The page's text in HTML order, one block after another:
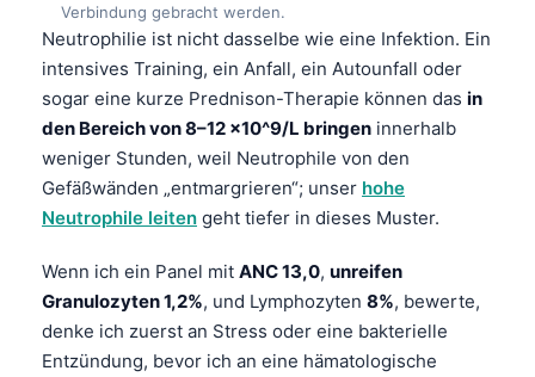
Verbindung gebracht werden.
Neutrophilie ist nicht dasselbe wie eine Infektion. Ein
intensives Training, ein Anfall, ein Autounfall oder
sogar eine kurze Prednison-Therapie können das in
den Bereich von 8–12 x10^9/L bringen innerhalb
weniger Stunden, weil Neutrophile von den
Gefäßwänden „entmargrieren“; unser hohe
Neutrophile leiten geht tiefer in dieses Muster.
Wenn ich ein Panel mit ANC 13,0, unreifen
Granulozyten 1,2%, und Lymphozyten 8%, bewerte,
denke ich zuerst an Stress oder eine bakterielle
Entzündung, bevor ich an eine hämatologische